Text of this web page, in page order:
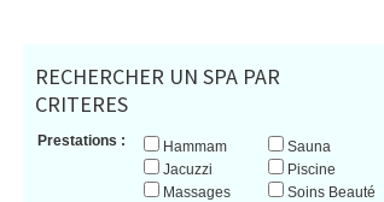
RECHERCHER UN SPA PAR
CRITERES
Prestations : Hammam
Sauna
Jacuzzi
Piscine
Massages
Soins Beauté